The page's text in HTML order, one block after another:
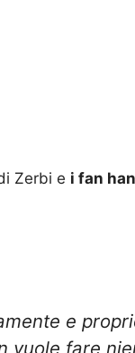
Zerbi e i fan
e
vuole fare